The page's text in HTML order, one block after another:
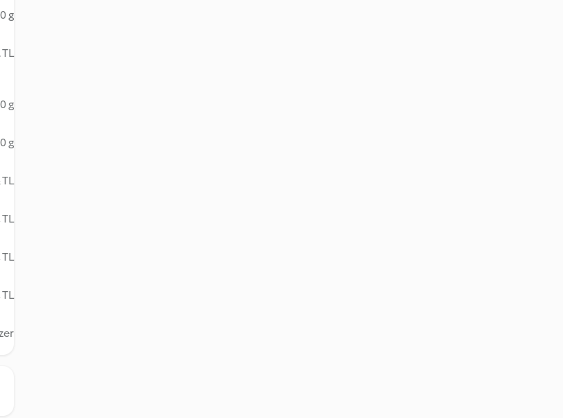
g
TL
g
g